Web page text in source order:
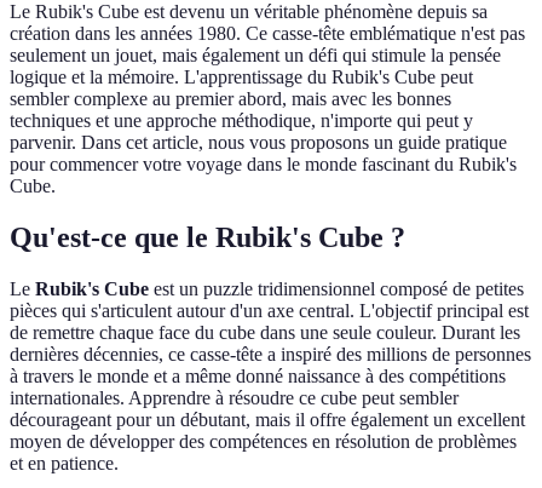
Le Rubik's Cube est devenu un véritable phénomène depuis sa
création dans les années 1980. Ce casse-tête emblématique n'est pas
seulement un jouet, mais également un défi qui stimule la pensée
logique et la mémoire. L'apprentissage du Rubik's Cube peut
sembler complexe au premier abord, mais avec les bonnes
techniques et une approche méthodique, n'importe qui peut y
parvenir. Dans cet article, nous vous proposons un guide pratique
pour commencer votre voyage dans le monde fascinant du Rubik's
Cube.
Qu'est-ce que le Rubik's Cube ?
Le Rubik's Cube est un puzzle tridimensionnel composé de petites
pièces qui s'articulent autour d'un axe central. L'objectif principal est
de remettre chaque face du cube dans une seule couleur. Durant les
dernières décennies, ce casse-tête a inspiré des millions de personnes
à travers le monde et a même donné naissance à des compétitions
internationales. Apprendre à résoudre ce cube peut sembler
décourageant pour un débutant, mais il offre également un excellent
moyen de développer des compétences en résolution de problèmes
et en patience.